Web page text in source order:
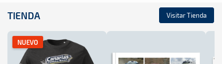
TIENDA Visitar Tienda
NUEVO